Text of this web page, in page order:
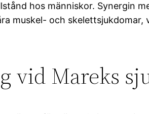
hos människor. Synergin
muskel- och
vid Mareks